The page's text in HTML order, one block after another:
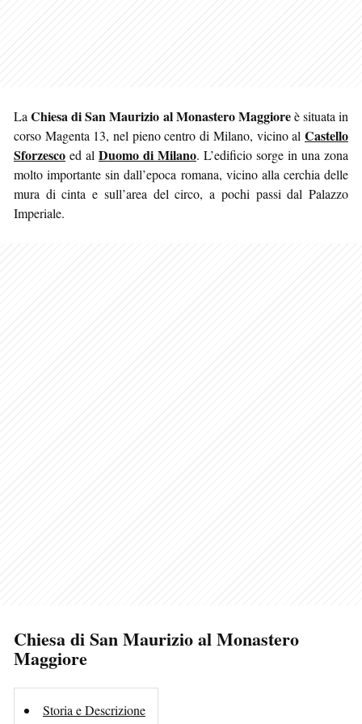
LaChiesa di San Maurizio al Monastero Maggioreè situata in
corso Magenta 13, nel pieno centro di Milano, vicino al Castello
Sforzesco ed al Duomo di Milano. L’edificio sorge in una zona
molto importante sin dall’epoca romana, vicinoalla cerchia delle
mura di cinta e sull’area del circo, a pochi passi dal Palazzo
Imperiale.
Chiesa di San Maurizio al Monastero
Maggiore
Storia e Descrizione